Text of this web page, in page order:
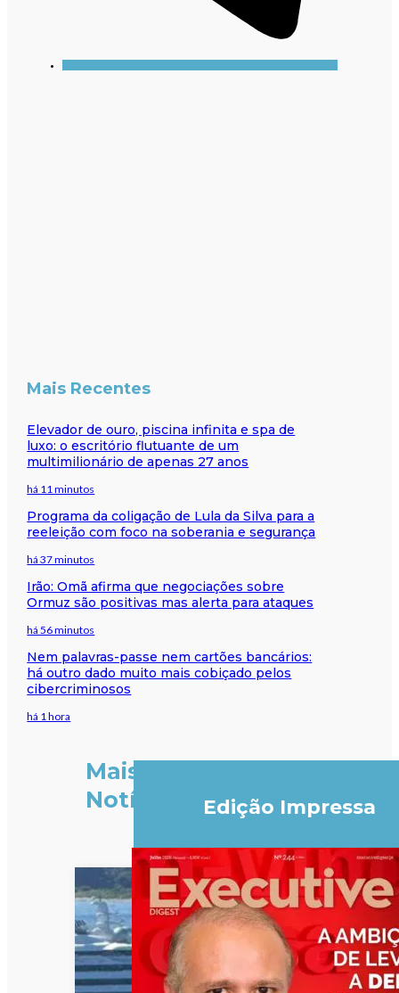
Mais Recentes
Elevador de ouro, piscina infinita e spa de
luxo: o escritório flutuante de um
multimilionário de apenas 27 anos
há 11 minutos
Programa da coligação de Lula da Silva para a
reeleição com foco na soberania e segurança
há 37 minutos
Irão: Omã afirma que negociações sobre
Ormuz são positivas mas alerta para ataques
há 56 minutos
Nem palavras-passe nem cartões bancários:
há outro dado muito mais cobiçado pelos
cibercriminosos
há 1 hora
Mais
Notícias
Edição Impressa